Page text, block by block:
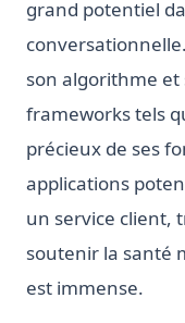
grand potentiel
son algorithme
frameworks tels
précieux de ses
applications
un service client,
soutenir la santé
est immense.